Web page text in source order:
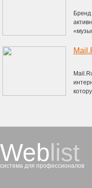
Weblist
система для профессионалов